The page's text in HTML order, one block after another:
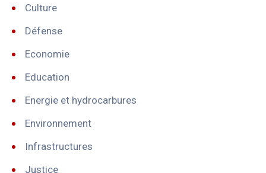
Culture
Défense
Economie
Education
Energie et hydrocarbures
Environnement
Infrastructures
Justice